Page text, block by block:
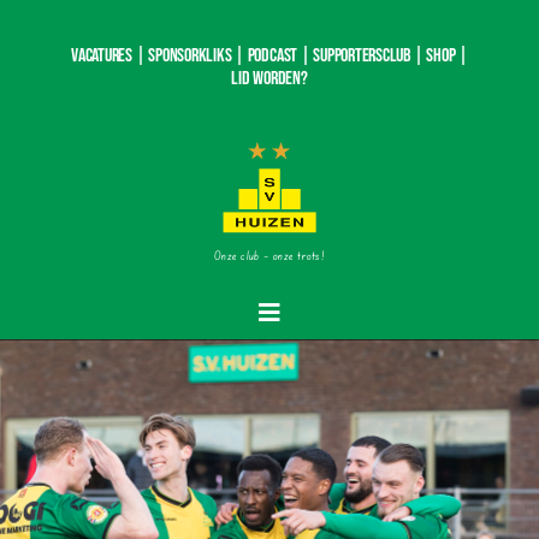
Vacatures | SponsorKliks | Podcast |Supportersclub|Shop|
Lid worden?
Onze club – onze trots!
Toggle
Navigatie
Home
Nieuws